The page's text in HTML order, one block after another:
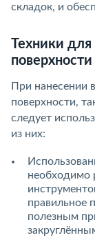
складок, и
Техники
поверхности
При нанесении
поверхности,
следует
из них:
необходимо
правильное
полезным